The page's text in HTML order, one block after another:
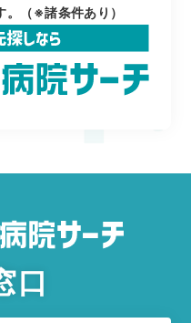
。（※諸条件あり）
口